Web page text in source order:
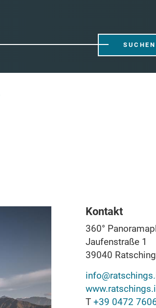
Kontakt
360°
Jaufenstraße 1
39040
T +39 0472